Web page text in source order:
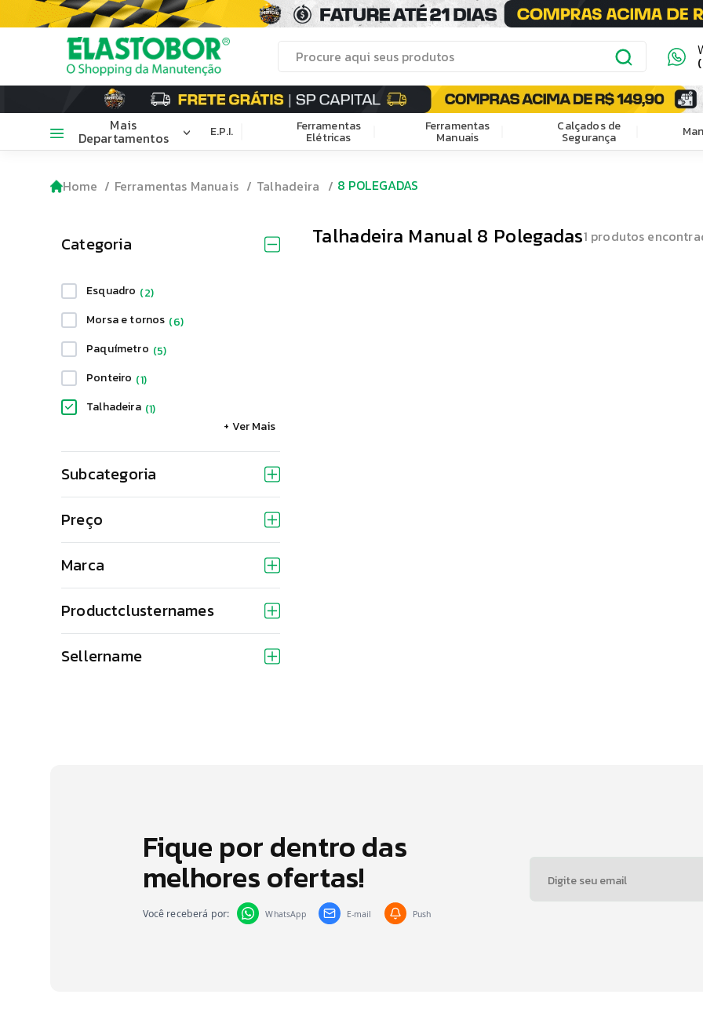
Mais
Departamentos E.P.I. Ferramentas
Elétricas
Ferramentas
Manuais
Calçados de
Segurança
Home Ferramentas Manuais Talhadeira 8 POLEGADAS
Categoria
Esquadro (2)
Morsa e tornos (6)
Paquímetro (5)
Ponteiro (1)
Talhadeira (1)
+ Ver Mais
Subcategoria
Preço
Marca
Productclusternames
Sellername
Talhadeira Manual 8 Polegadas1 produtos
Fique por dentro das
melhores ofertas!
Você receberá por: WhatsApp E-mail Push